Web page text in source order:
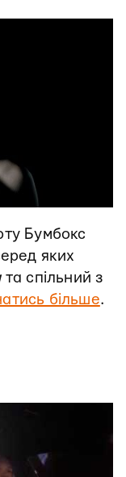
Бумбокс
яких
та спільний з
більше.